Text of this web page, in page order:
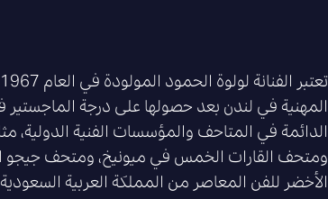
المهنية في لندن بعد حصولها على درجة
الدائمة في المتاحف والمؤسسات الفنية
ومتحف القارات الخمس في ميونيخ، ومتحف جيجو
الأخضر للفن المعاصر من المملكة العربية